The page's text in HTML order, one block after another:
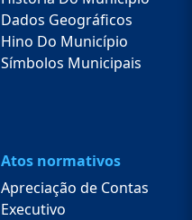
Dados Geográficos
Hino Do Município
Símbolos Municipais
Atos normativos
Apreciação de Contas
Executivo